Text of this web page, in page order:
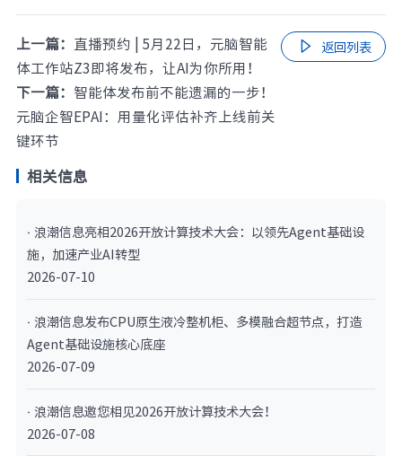
上一篇： 直播预约 | 5月22日，元脑智能
体工作站Z3即将发布，让AI为你所用！
下一篇： 智能体发布前不能遗漏的一步！
元脑企智EPAI：用量化评估补齐上线前关
键环节
 返回列表
相关信息
· 浪潮信息亮相2026开放计算技术大会：以领先Agent基础设
施，加速产业AI转型
2026-07-10
· 浪潮信息发布CPU原生液冷整机柜、多模融合超节点，打造
Agent基础设施核心底座
2026-07-09
· 浪潮信息邀您相见2026开放计算技术大会！
2026-07-08